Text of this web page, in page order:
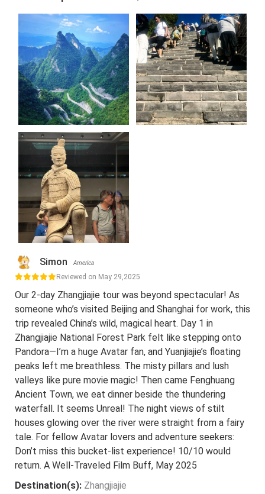
Simon America
Reviewed on May 29,2025
Our 2-day Zhangjiajie tour was beyond spectacular! As
someone who’s visited Beijing and Shanghai for work, this
trip revealed China’s wild, magical heart. Day 1 in
Zhangjiajie National Forest Park felt like stepping onto
Pandora—I’m a huge Avatar fan, and Yuanjiajie’s floating
peaks left me breathless. The misty pillars and lush
valleys like pure movie magic! Then came Fenghuang
Ancient Town, we eat dinner beside the thundering
waterfall. It seems Unreal! The night views of stilt
houses glowing over the river were straight from a fairy
tale. For fellow Avatar lovers and adventure seekers:
Don’t miss this bucket-list experience! 10/10 would
return. A Well-Traveled Film Buff, May 2025
Destination(s): Zhangjiajie